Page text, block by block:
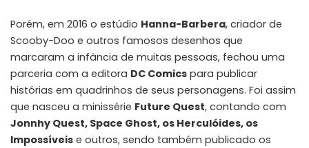
Porém, em 2016 o estúdio Hanna-Barbera, criador de
Scooby-Doo e outros famosos desenhos que
marcaram a infância de muitas pessoas, fechou uma
parceria com a editora DC Comics para publicar
histórias em quadrinhos de seus personagens. Foi assim
que nasceu a minissérie Future Quest, contando com
Jonnhy Quest, Space Ghost, os Herculóides, os
Impossíveis e outros, sendo também publicado os